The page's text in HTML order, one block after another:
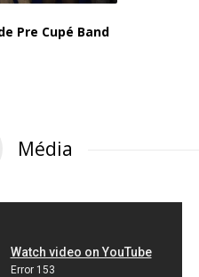
Pre Cupé Band
Média